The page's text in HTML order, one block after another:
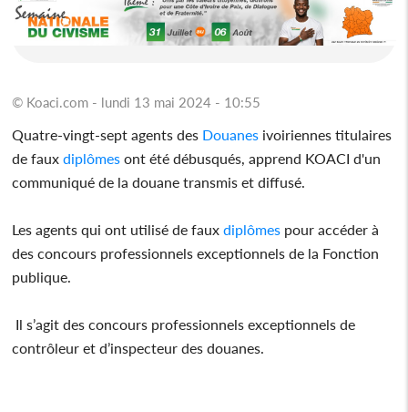
© Koaci.com - lundi 13 mai 2024 - 10:55
Quatre-vingt-sept agents des Douanes ivoiriennes titulaires
de fauxdiplômes ont été débusqués, apprend KOACI d'un
communiqué de la douane transmis et diffusé.
Les agents qui ont utilisé de fauxdiplômes pour accéder à
des concours professionnels exceptionnels de la Fonction
publique.
Il s’agit des concours professionnels exceptionnels de
contrôleur et d’inspecteur des douanes.